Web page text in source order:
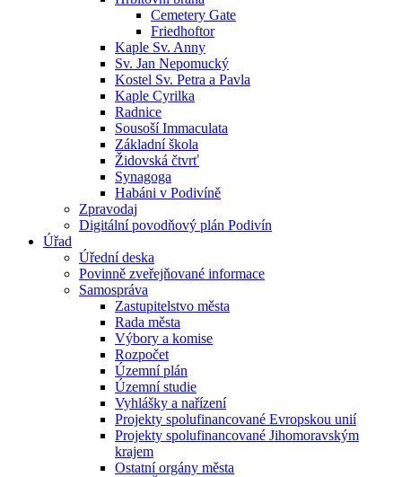
Cemetery Gate
Friedhoftor
Kaple Sv. Anny
Sv. Jan Nepomucký
Kostel Sv. Petra a Pavla
Kaple Cyrilka
Radnice
Sousoší Immaculata
Základní škola
Židovská čtvrť
Synagoga
Habáni v Podivíně
Zpravodaj
Digitální povodňový plán Podivín
Úřad
Úřední deska
Povinně zveřejňované informace
Samospráva
Zastupitelstvo města
Rada města
Výbory a komise
Rozpočet
Územní plán
Územní studie
Vyhlášky a nařízení
Projekty spolufinancované Evropskou unií
Projekty spolufinancované Jihomoravským
krajem
Ostatní orgány města